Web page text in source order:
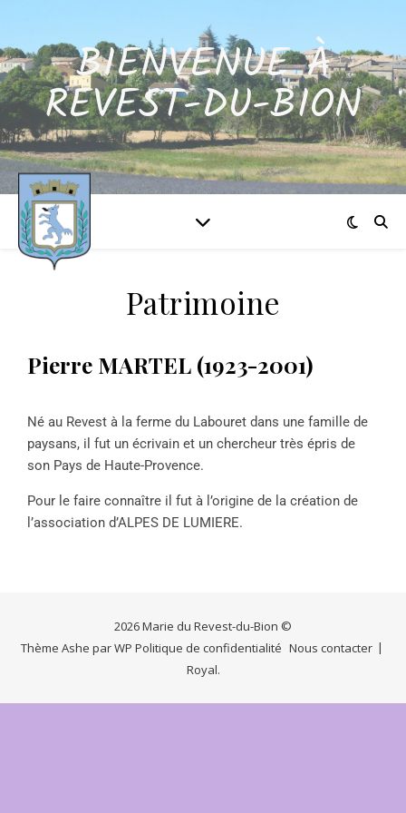
BIENVENUE À
REVEST-DU-BION
Patrimoine
Pierre MARTEL (1923-2001)
Né au Revest à la ferme du Labouret dans une famille de
paysans, il fut un écrivain et un chercheur très épris de
son Pays de Haute-Provence.
Pour le faire connaître il fut à l’origine de la création de
l’association d’ALPES DE LUMIERE.
2026 Marie du Revest-du-Bion ©
Politique de confidentialité Nous contacter
Thème Ashe parWP
Royal.